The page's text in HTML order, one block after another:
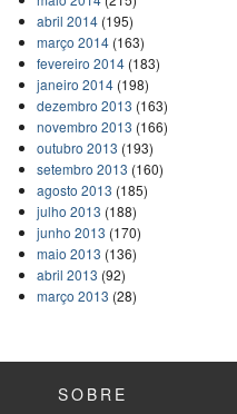
abril 2014(195)
março 2014(163)
fevereiro 2014(183)
janeiro 2014(198)
dezembro 2013 (163)
novembro 2013 (166)
outubro 2013 (193)
setembro 2013 (160)
agosto 2013 (185)
julho 2013 (188)
junho 2013 (170)
maio 2013 (136)
abril 2013 (92)
março 2013 (28)
SOBRE